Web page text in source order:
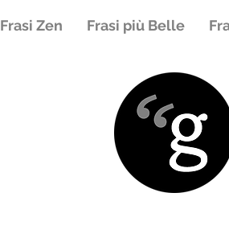
Frasi Zen Frasi più Belle